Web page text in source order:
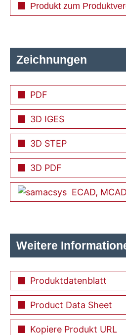
Zeichnungen
PDF
3D IGES
3D STEP
3D PDF
ECAD,
Weitere
Produktdatenblatt
Product Data Sheet
Kopiere Produkt URL
Produkt zum